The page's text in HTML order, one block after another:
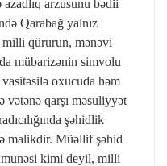
arzusunu bədii
Qarabağ yalnız
qürurun, mənəvi
mübarizənin simvolu
oxucuda həm
vətənə qarşı məsuliyyət
şəhidlik
malikdir. Müəllif şəhid
kimi deyil, milli